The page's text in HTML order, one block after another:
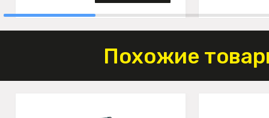
Похожие